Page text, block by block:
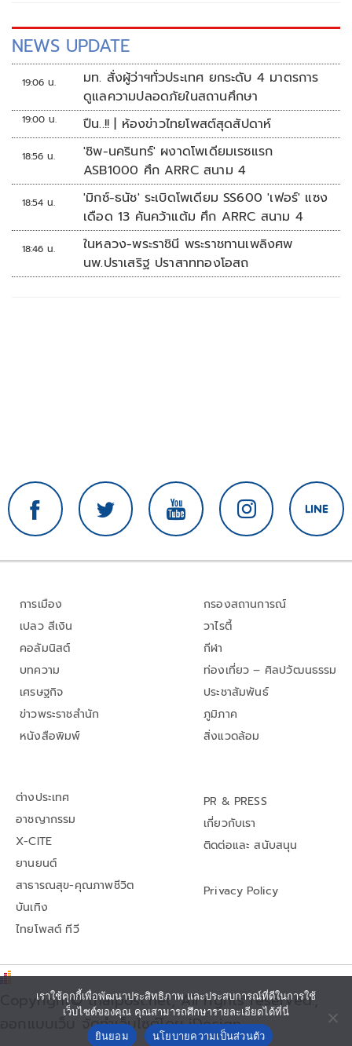
NEWS UPDATE
19:06 น.
มท. สั่งผู้ว่าฯทั่วประเทศ ยกระดับ 4 มาตรการ
ดูแลความปลอดภัยในสถานศึกษา
19:00 น. ปืน..!! | ห้องข่าวไทยโพสต์สุดสัปดาห์
18:56 น.
'ชิพ-นครินทร์' ผงาดโพเดียมเรซแรก
ASB1000 ศึก ARRC สนาม 4
18:54 น.
'มิกซ์-ธนัช' ระเบิดโพเดียม SS600 'เฟอร์' แซง
เดือด 13 คันคว้าแต้ม ศึก ARRC สนาม 4
18:46 น.
ในหลวง-พระราชินี พระราชทานเพลิงศพ
นพ.ปราเสริฐ ปราสาททองโอสถ
การเมือง
เปลว สีเงิน
คอลัมนิสต์
บทความ
เศรษฐกิจ
ข่าวพระราชสำนัก
หนังสือพิมพ์
กรองสถานการณ์
วาไรตี้
กีฬา
ท่องเที่ยว – ศิลปวัฒนธรรม
ประชาสัมพันธ์
ภูมิภาค
สิ่งแวดล้อม
ต่างประเทศ
อาชญากรรม
X-CITE
ยานยนต์
สาธารณสุข-คุณภาพชีวิต
บันเทิง
ไทยโพสต์ ทีวี
PR & PRESS
เกี่ยวกับเรา
ติดต่อและ สนับสนุน
Privacy Policy
Copyright© thaipost.net, All rights reserved.,
ออกแบบเว็บ จัดทำเว็บไซต์โดย iDesign
เราใช้คุกกี้เพื่อพัฒนาประสิทธิภาพ และประสบการณ์ที่ดีในการใช้
เว็บไซต์ของคุณ คุณสามารถศึกษารายละเอียดได้ที่นี่
ยินยอม
นโยบายความเป็นส่วนตัว